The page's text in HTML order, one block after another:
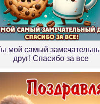
мой самый
друг! Спасибо за все